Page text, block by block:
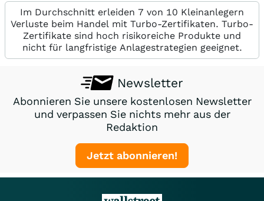
Im Durchschnitt erleiden 7 von 10 Kleinanlegern
Verluste beim Handel mit Turbo-Zertifikaten. Turbo-
Zertifikate sind hoch risikoreiche Produkte und
nicht für langfristige Anlagestrategien geeignet.
Newsletter
Abonnieren Sie unsere kostenlosen Newsletter
und verpassen Sie nichts mehr aus der
Redaktion
Jetzt abonnieren!